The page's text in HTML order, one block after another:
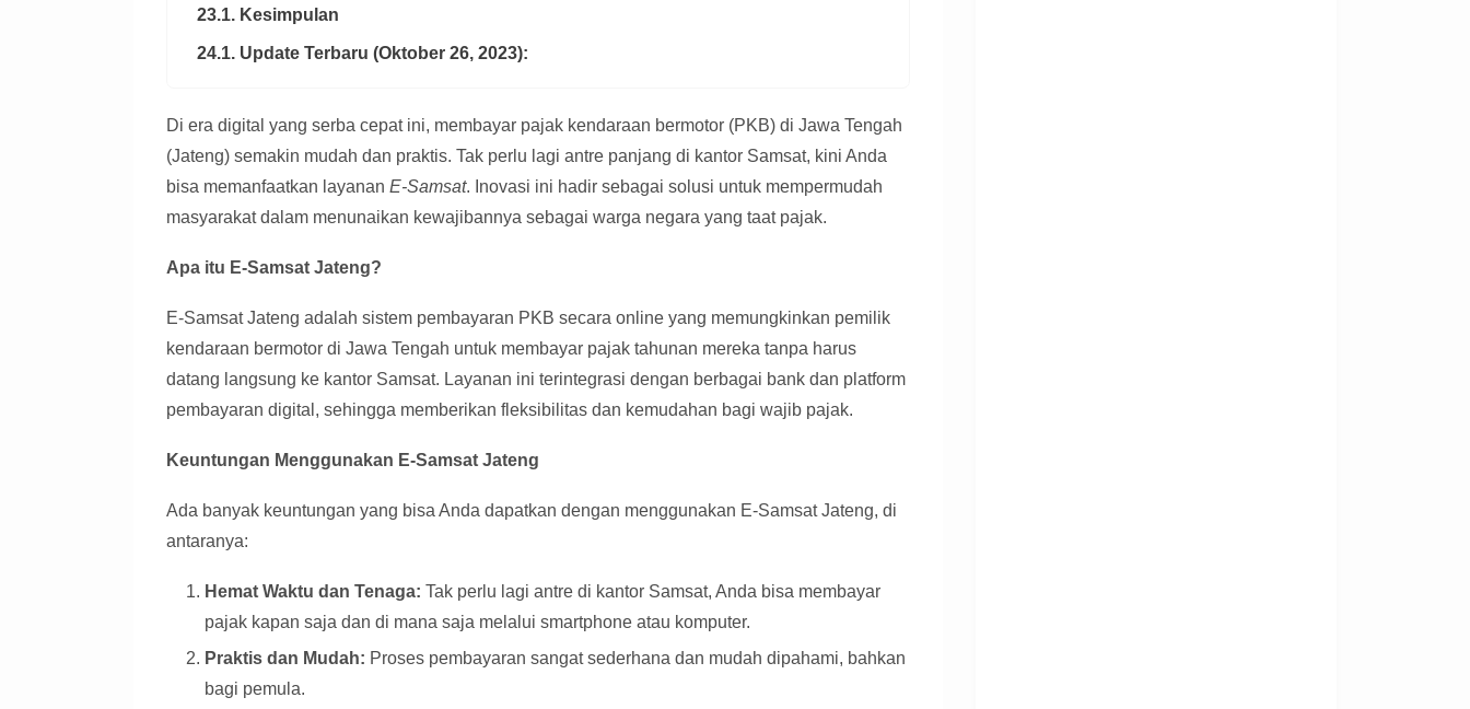
23.1. Kesimpulan
24.1. Update Terbaru (Oktober 26, 2023):
Di era digital yang serba cepat ini, membayar pajak kendaraan bermotor (PKB) di Jawa Tengah
(Jateng) semakin mudah dan praktis. Tak perlu lagi antre panjang di kantor Samsat, kini Anda
bisa memanfaatkan layanan E-Samsat. Inovasi ini hadir sebagai solusi untuk mempermudah
masyarakat dalam menunaikan kewajibannya sebagai warga negara yang taat pajak.
Apa itu E-Samsat Jateng?
E-Samsat Jateng adalah sistem pembayaran PKB secara online yang memungkinkan pemilik
kendaraan bermotor di Jawa Tengah untuk membayar pajak tahunan mereka tanpa harus
datang langsung ke kantor Samsat. Layanan ini terintegrasi dengan berbagai bank dan platform
pembayaran digital, sehingga memberikan fleksibilitas dan kemudahan bagi wajib pajak.
Keuntungan Menggunakan E-Samsat Jateng
Ada banyak keuntungan yang bisa Anda dapatkan dengan menggunakan E-Samsat Jateng, di
antaranya:
Hemat Waktu dan Tenaga: Tak perlu lagi antre di kantor Samsat, Anda bisa membayar
pajak kapan saja dan di mana saja melalui smartphone atau komputer.
Praktis dan Mudah: Proses pembayaran sangat sederhana dan mudah dipahami, bahkan
bagi pemula.